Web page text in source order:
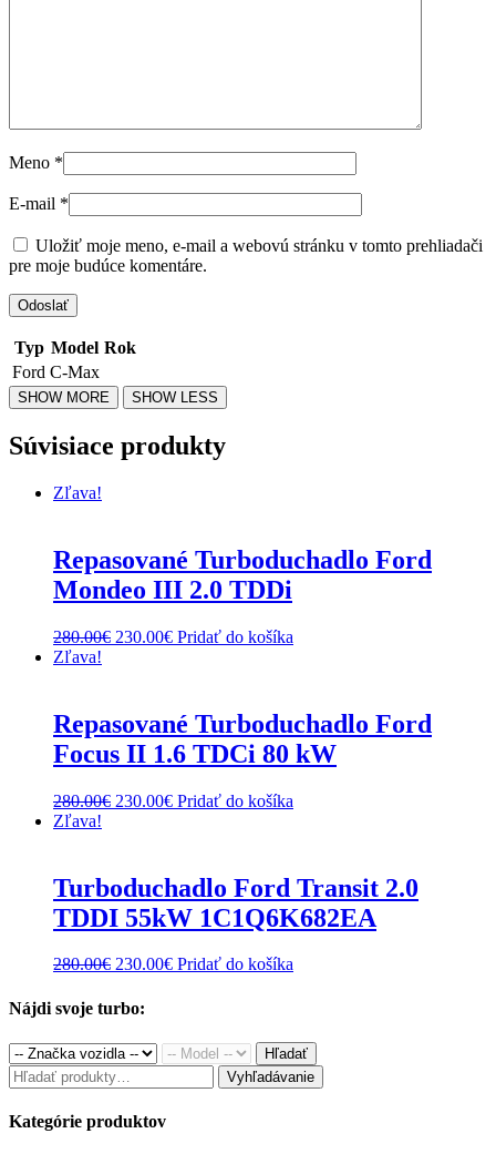
Meno *
E-mail *
Uložiť moje meno, e-mail a webovú stránku v tomto prehliadači
pre moje budúce komentáre.
Typ Model Rok
Ford C-Max
Súvisiace produkty
Zľava!
Repasované Turboduchadlo Ford
Mondeo III 2.0 TDDi
280.00€ Original
230.00€Current
Pridať do košíka
Zľava!
Repasované Turboduchadlo Ford
Focus II 1.6 TDCi 80 kW
280.00€ Original
230.00€Current
Pridať do košíka
Zľava!
Turboduchadlo Ford Transit 2.0
TDDI 55kW 1C1Q6K682EA
280.00€ Original
was:
230.00€Current
Pridať do košíka
Nájdi svoje turbo:
Hľadať
Hľadať: Vyhľadávanie
Kategórie produktov